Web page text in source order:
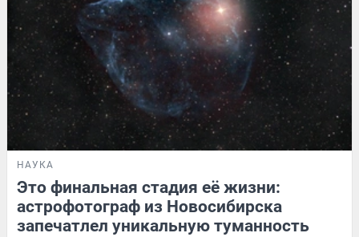
НАУКА
Это финальная стадия её жизни:
астрофотограф из Новосибирска
запечатлел уникальную туманность